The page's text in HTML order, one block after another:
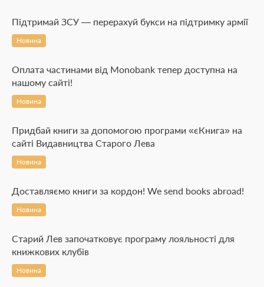
Підтримай ЗСУ — перерахуй букси на підтримку армії
Новина
Оплата частинами від Monobank тепер доступна на
нашому сайті!
Новина
Придбай книги за допомогою програми «єКнига» на
сайті Видавництва Старого Лева
Новина
Доставляємо книги за кордон! We send books abroad!
Новина
Старий Лев започатковує програму лояльності для
книжкових клубів
Новина